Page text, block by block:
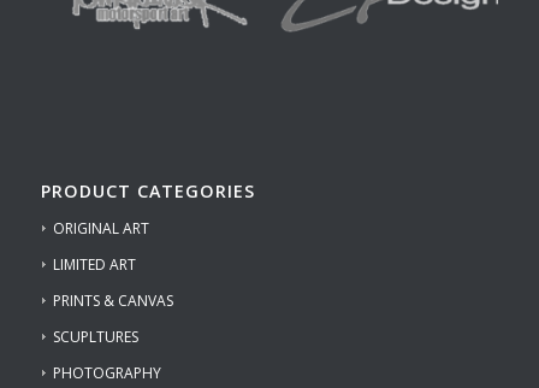
PRODUCT CATEGORIES
ORIGINAL ART
LIMITED ART
PRINTS & CANVAS
SCUPLTURES
PHOTOGRAPHY